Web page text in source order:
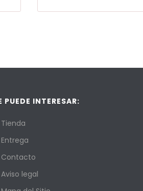
PUEDE INTERESAR:
Tienda
Entrega
Contacto
Aviso legal